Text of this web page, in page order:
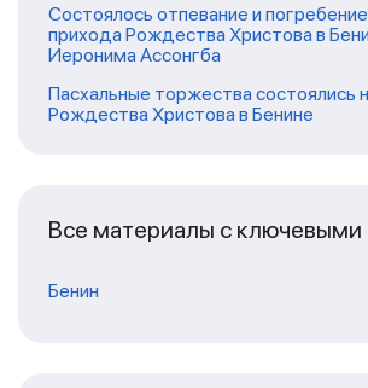
Состоялось отпевание и
прихода Рождества Христова в
Иеронима Ассонгба
Пасхальные торжества состоялись
Рождества Христова в Бенине
Все материалы с ключевыми
Бенин